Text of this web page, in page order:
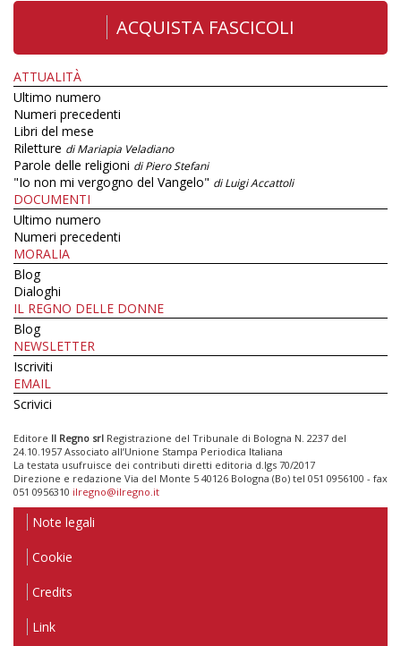
ACQUISTA FASCICOLI
ATTUALITÀ
Ultimo numero
Numeri precedenti
Libri del mese
Riletture di Mariapia Veladiano
Parole delle religioni di Piero Stefani
"Io non mi vergogno del Vangelo" di Luigi Accattoli
DOCUMENTI
Ultimo numero
Numeri precedenti
MORALIA
Blog
Dialoghi
IL REGNO DELLE DONNE
Blog
NEWSLETTER
Iscriviti
EMAIL
Scrivici
Editore Il Regno srl Registrazione del Tribunale di Bologna N. 2237 del
24.10.1957 Associato all’Unione Stampa Periodica Italiana
La testata usufruisce dei contributi diretti editoria d.lgs 70/2017
Direzione e redazione Via del Monte 5 40126 Bologna (Bo) tel 051 0956100 - fax
051 0956310 ilregno@ilregno.it
Note legali
Cookie
Credits
Link